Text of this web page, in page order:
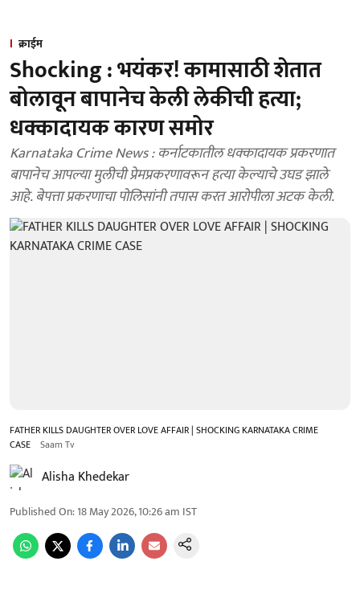
क्राईम
Shocking : भयंकर! कामासाठी शेतात
बोलावून बापानेच केली लेकीची हत्या;
धक्कादायक कारण समोर
Karnataka Crime News : कर्नाटकातील धक्कादायक प्रकरणात
बापानेच आपल्या मुलीची प्रेमप्रकरणावरून हत्या केल्याचे उघड झाले
आहे. बेपत्ता प्रकरणाचा पोलिसांनी तपास करत आरोपीला अटक केली.
FATHER KILLS DAUGHTER OVER LOVE AFFAIR | SHOCKING KARNATAKA CRIME
CASE Saam Tv
Alisha Khedekar
Published On:18 May 2026, 10:26 am IST